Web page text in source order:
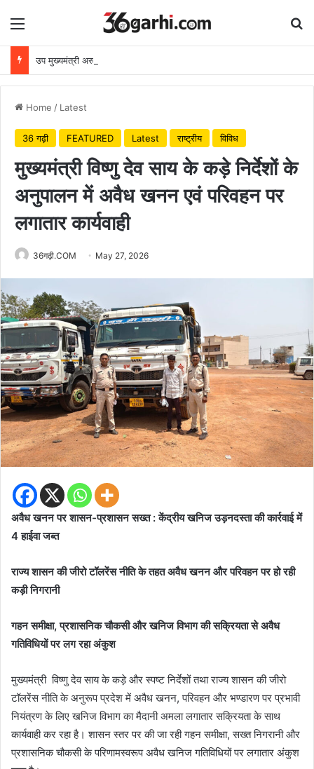
Menu
Home / Latest
36 गढ़ी FEATURED Latest राष्ट्रीय विविध
मुख्यमंत्री विष्णु देव साय के कड़े निर्देशों के
अनुपालन में अवैध खनन एवं परिवहन पर
लगातार कार्यवाही
36गढ़ी.COM May 27, 2026
अवैध खनन पर शासन-प्रशासन सख्त : केंद्रीय खनिज उड़नदस्ता की कार्रवाई में
4 हाईवा जब्त
राज्य शासन की जीरो टॉलरेंस नीति के तहत अवैध खनन और परिवहन पर हो रही
कड़ी निगरानी
गहन समीक्षा, प्रशासनिक चौकसी और खनिज विभाग की सक्रियता से अवैध
गतिविधियों पर लग रहा अंकुश
मुख्यमंत्री विष्णु देव साय के कड़े और स्पष्ट निर्देशों तथा राज्य शासन की जीरो
टॉलरेंस नीति के अनुरूप प्रदेश में अवैध खनन, परिवहन और भण्डारण पर प्रभावी
नियंत्रण के लिए खनिज विभाग का मैदानी अमला लगातार सक्रियता के साथ
कार्यवाही कर रहा है। शासन स्तर पर की जा रही गहन समीक्षा, सख्त निगरानी और
प्रशासनिक चौकसी के परिणामस्वरूप अवैध खनिज गतिविधियों पर लगातार अंकुश